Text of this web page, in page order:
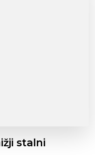
stalni